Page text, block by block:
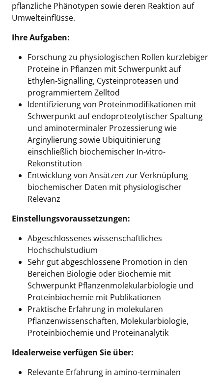
pflanzliche Phänotypen sowie deren Reaktion auf
Umwelteinflüsse.
Ihre Aufgaben:
Forschung zu physiologischen Rollen kurzlebiger
Proteine in Pflanzen mit Schwerpunkt auf
Ethylen-Signalling, Cysteinproteasen und
programmiertem Zelltod
Identifizierung von Proteinmodifikationen mit
Schwerpunkt auf endoproteolytischer Spaltung
und aminoterminaler Prozessierung wie
Arginylierung sowie Ubiquitinierung
einschließlich biochemischer In-vitro-
Rekonstitution
Entwicklung von Ansätzen zur Verknüpfung
biochemischer Daten mit physiologischer
Relevanz
Einstellungsvoraussetzungen:
Abgeschlossenes wissenschaftliches
Hochschulstudium
Sehr gut abgeschlossene Promotion in den
Bereichen Biologie oder Biochemie mit
Schwerpunkt Pflanzenmolekularbiologie und
Proteinbiochemie mit Publikationen
Praktische Erfahrung in molekularen
Pflanzenwissenschaften, Molekularbiologie,
Proteinbiochemie und Proteinanalytik
Idealerweise verfügen Sie über:
Relevante Erfahrung in amino-terminalen